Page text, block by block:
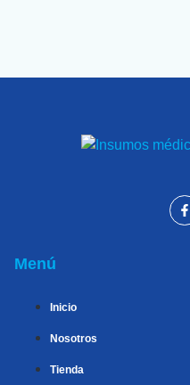
Menú
Inicio
Nosotros
Tienda